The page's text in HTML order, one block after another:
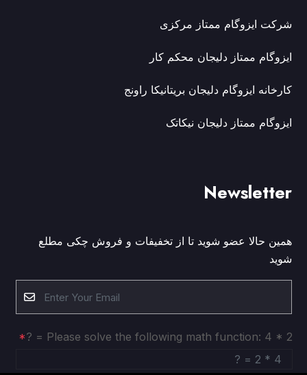
شرکت ایزوگام ممتاز مرکزی
ایزوگام ممتاز دلیجان محکم کار
کارخانه ایزوگام دلیجان بریتانیکا راونج
ایزوگام ممتاز دلیجان نیکاتک
Newsletter
همین حالا عضو شوید تا از تخفیفات و فروش چکی مطلع
شوید
Please solve the following math function: 4 * 2 = ?